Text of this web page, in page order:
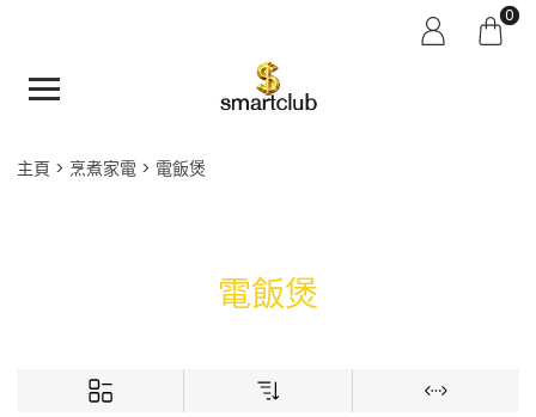
0
主頁 烹煮家電 電飯煲
電飯煲